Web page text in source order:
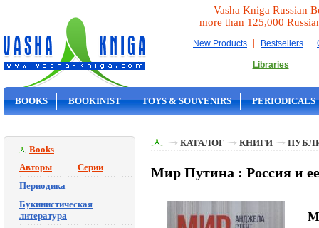
Vasha Kniga Russian
more than 125,000
New Products | Bestsellers |
Libraries
BOOKS BOOKINIST TOYS & SOUVENIRS PERIODICALS
Books
Авторы
Серии
Периодика
Букинистическая
литература
КАТАЛОГ КНИГИ
Мир Путина : Россия и